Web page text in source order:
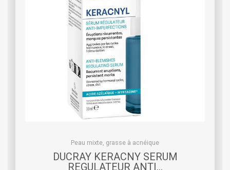
Peau mixte, grasse à acnéique
DUCRAY KERACNY SERUM
REGULATEUR ANTI…